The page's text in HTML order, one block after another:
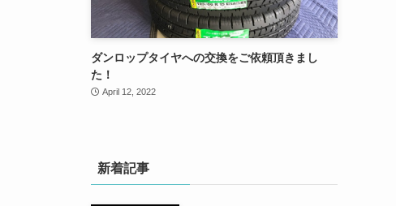
ダンロップタイヤへの交換をご依頼頂きまし
た！
April 12, 2022
新着記事